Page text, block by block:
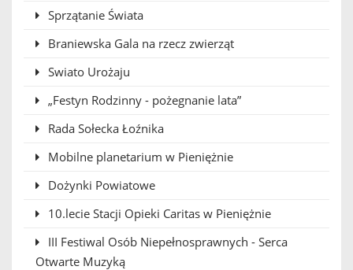
Sprzątanie Świata
Braniewska Gala na rzecz zwierząt
Swiato Urożaju
„Festyn Rodzinny - pożegnanie lata”
Rada Sołecka Łoźnika
Mobilne planetarium w Pieniężnie
Dożynki Powiatowe
10.lecie Stacji Opieki Caritas w Pieniężnie
III Festiwal Osób Niepełnosprawnych - Serca
Otwarte Muzyką